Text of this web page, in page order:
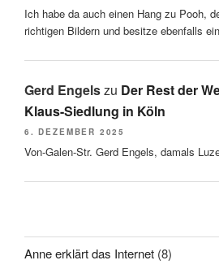
Ich habe da auch einen Hang zu Pooh,
richtigen Bildern und besitze ebenfalls
Gerd Engelszu Der Rest der
Klaus-Siedlung in Köln
6. DEZEMBER 2025
Von-Galen-Str. Gerd Engels, damals
Anne erklärt das Internet (8)